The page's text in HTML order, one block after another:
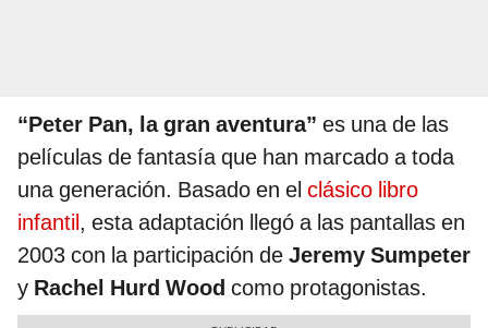
“Peter Pan, la gran aventura” es una de las
películas de fantasía que han marcado a toda
una generación. Basado en el clásico libro
infantil, esta adaptación llegó a las pantallas en
2003 con la participación de Jeremy Sumpeter
y Rachel Hurd Wood como protagonistas.